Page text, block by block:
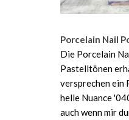
Porcelain Nail
Die Porcelain
Pastelltönen
versprechen ein
helle Nuance
auch wenn mir